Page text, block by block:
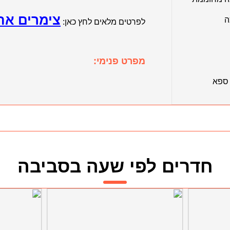
ספא
לפרטים מלאים לחץ כאן: צימרים
מפרט פנימי:
חדרים לפי שעה בסביבה